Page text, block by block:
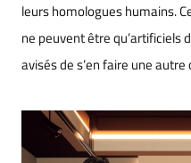
leurs homologues humains.
ne peuvent être qu’artificiels
avisés de s’en faire une autre